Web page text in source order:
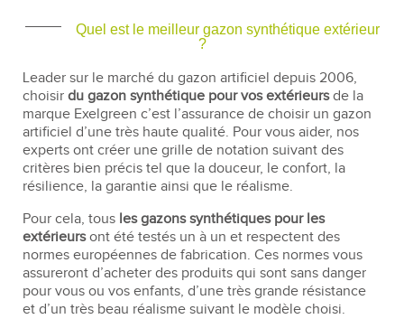
Quel est le meilleur gazon synthétique extérieur
?
Leader sur le marché du gazon artificiel depuis 2006,
choisir du gazon synthétique pour vos extérieursde la
marque Exelgreen c’est l’assurance de choisir un gazon
artificiel d’une très haute qualité. Pour vous aider, nos
experts ont créer une grille de notation suivant des
critères bien précis tel que la douceur, le confort, la
résilience, la garantie ainsi que le réalisme.
Pour cela, tous les gazons synthétiques pour les
extérieursont été testés un à un et respectent des
normes européennes de fabrication. Ces normes vous
assureront d’acheter des produits qui sont sans danger
pour vous ou vos enfants, d’une très grande résistance
et d’un très beau réalisme suivant le modèle choisi.